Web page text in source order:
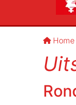
Home